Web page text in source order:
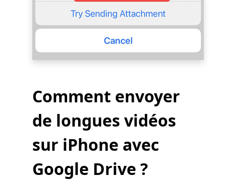
Comment envoyer
de longues vidéos
sur iPhone avec
Google Drive ?